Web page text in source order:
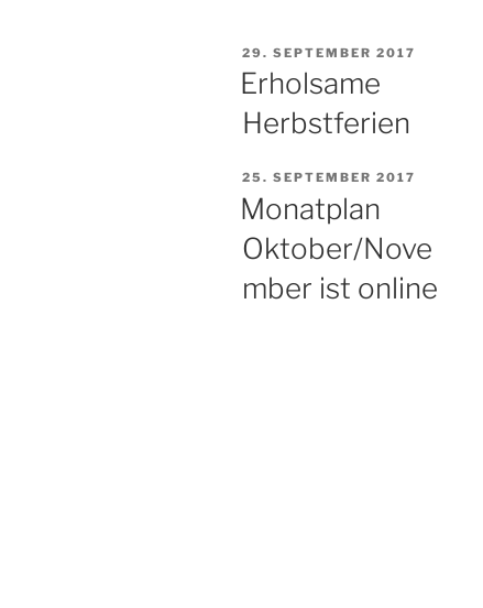
VERÖFFENTLICHT
AM
29. SEPTEMBER 2017
Erholsame
Herbstferien
VERÖFFENTLICHT
25. SEPTEMBER 2017
Monatplan
Oktober/Nove
mber ist online